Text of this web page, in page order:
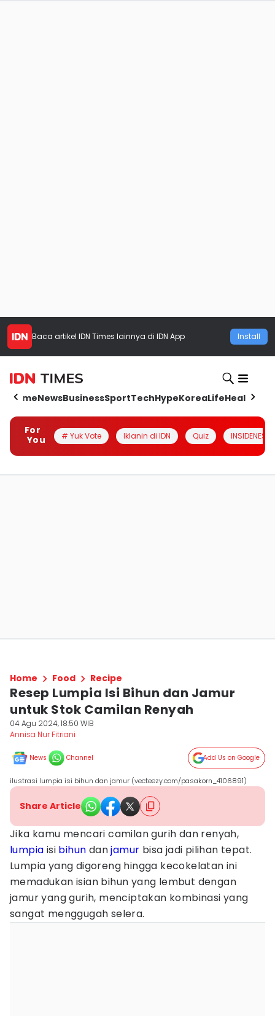
Baca artikel IDN Times lainnya di IDN App Install
HomeNewsBusinessSportTechHypeKoreaLifeHealth
For
You
# Yuk Vote Iklanin di IDN Quiz INSIDENESIA
Home Food Recipe
Resep Lumpia Isi Bihun dan Jamur
untuk Stok Camilan Renyah
04 Agu 2024, 18:50 WIB
Annisa Nur Fitriani
News Channel Add Us on Google
ilustrasi lumpia isi bihun dan jamur (vecteezy.com/pasakorn_4106891)
Share Article
Jika kamu mencari camilan gurih dan renyah,
lumpia isi bihun danjamur bisa jadi pilihan tepat.
Lumpia yang digoreng hingga kecokelatan ini
memadukan isian bihun yang lembut dengan
jamur yang gurih, menciptakan kombinasi yang
sangat menggugah selera.